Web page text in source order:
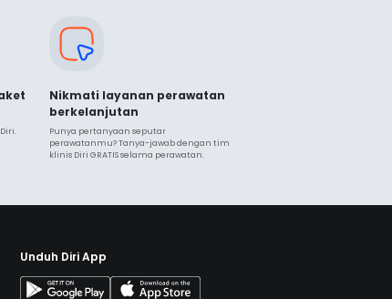
Nikmati layanan perawatan
berkelanjutan
Punya pertanyaan seputar
perawatanmu? Tanya-jawab dengan tim
klinis Diri GRATIS selama perawatan.
Unduh Diri App